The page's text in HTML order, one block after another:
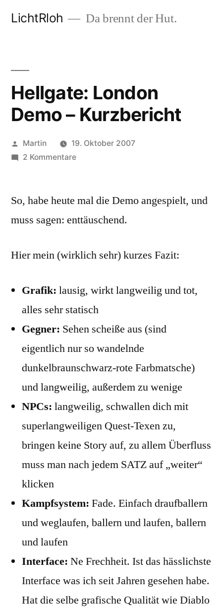
LichtRloh Da brennt der Hut.
Hellgate: London
Demo – Kurzbericht
Veröffentlicht
von
Martin
19. Oktober 2007
2 Kommentarezu
Demo
Kurzbericht
So, habe heute mal die Demo angespielt, und
muss sagen: enttäuschend.
Hier mein (wirklich sehr) kurzes Fazit:
Grafik: lausig, wirkt langweilig und tot,
alles sehr statisch
Gegner: Sehen scheiße aus (sind
eigentlich nur so wandelnde
dunkelbraunschwarz-rote Farbmatsche)
und langweilig, außerdem zu wenige
NPCs: langweilig, schwallen dich mit
superlangweiligen Quest-Texen zu,
bringen keine Story auf, zu allem Überfluss
muss man nach jedem SATZ auf „weiter“
klicken
Kampfsystem: Fade. Einfach draufballern
und weglaufen, ballern und laufen, ballern
und laufen
Interface: Ne Frechheit. Ist das hässlichste
Interface was ich seit Jahren gesehen habe.
Hat die selbe grafische Qualität wie Diablo